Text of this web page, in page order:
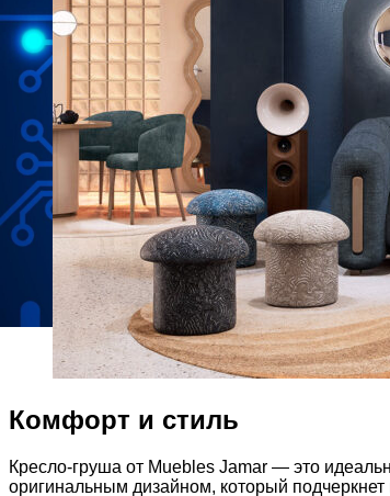
Комфорт и стиль
Кресло-груша от Muebles Jamar — это
оригинальным дизайном, который